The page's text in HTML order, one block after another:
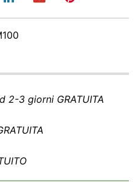
2-3 giorni GRATUITA